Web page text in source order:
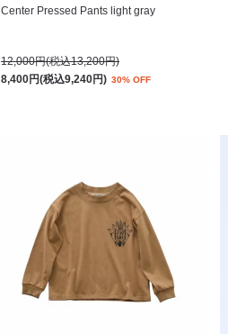
Center Pressed Pants light gray
12,000円(税込13,200円)
8,400円(税込9,240円) 30% OFF